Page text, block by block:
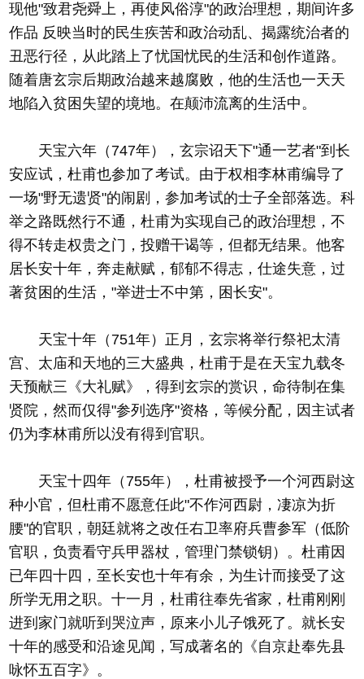
现他"致君尧舜上，再使风俗淳"的政治理想，期间许多
作品 反映当时的民生疾苦和政治动乱、揭露统治者的
丑恶行径，从此踏上了忧国忧民的生活和创作道路。
随着唐玄宗后期政治越来越腐败，他的生活也一天天
地陷入贫困失望的境地。在颠沛流离的生活中。
天宝六年（747年），玄宗诏天下"通一艺者"到长
安应试，杜甫也参加了考试。由于权相李林甫编导了
一场"野无遗贤"的闹剧，参加考试的士子全部落选。科
举之路既然行不通，杜甫为实现自己的政治理想，不
得不转走权贵之门，投赠干谒等，但都无结果。他客
居长安十年，奔走献赋，郁郁不得志，仕途失意，过
著贫困的生活，"举进士不中第，困长安"。
天宝十年（751年）正月，玄宗将举行祭祀太清
宫、太庙和天地的三大盛典，杜甫于是在天宝九载冬
天预献三《大礼赋》，得到玄宗的赏识，命待制在集
贤院，然而仅得"参列选序"资格，等候分配，因主试者
仍为李林甫所以没有得到官职。
天宝十四年（755年），杜甫被授予一个河西尉这
种小官，但杜甫不愿意任此"不作河西尉，凄凉为折
腰"的官职，朝廷就将之改任右卫率府兵曹参军（低阶
官职，负责看守兵甲器杖，管理门禁锁钥）。杜甫因
已年四十四，至长安也十年有余，为生计而接受了这
所学无用之职。十一月，杜甫往奉先省家，杜甫刚刚
进到家门就听到哭泣声，原来小儿子饿死了。就长安
十年的感受和沿途见闻，写成著名的《自京赴奉先县
咏怀五百字》。